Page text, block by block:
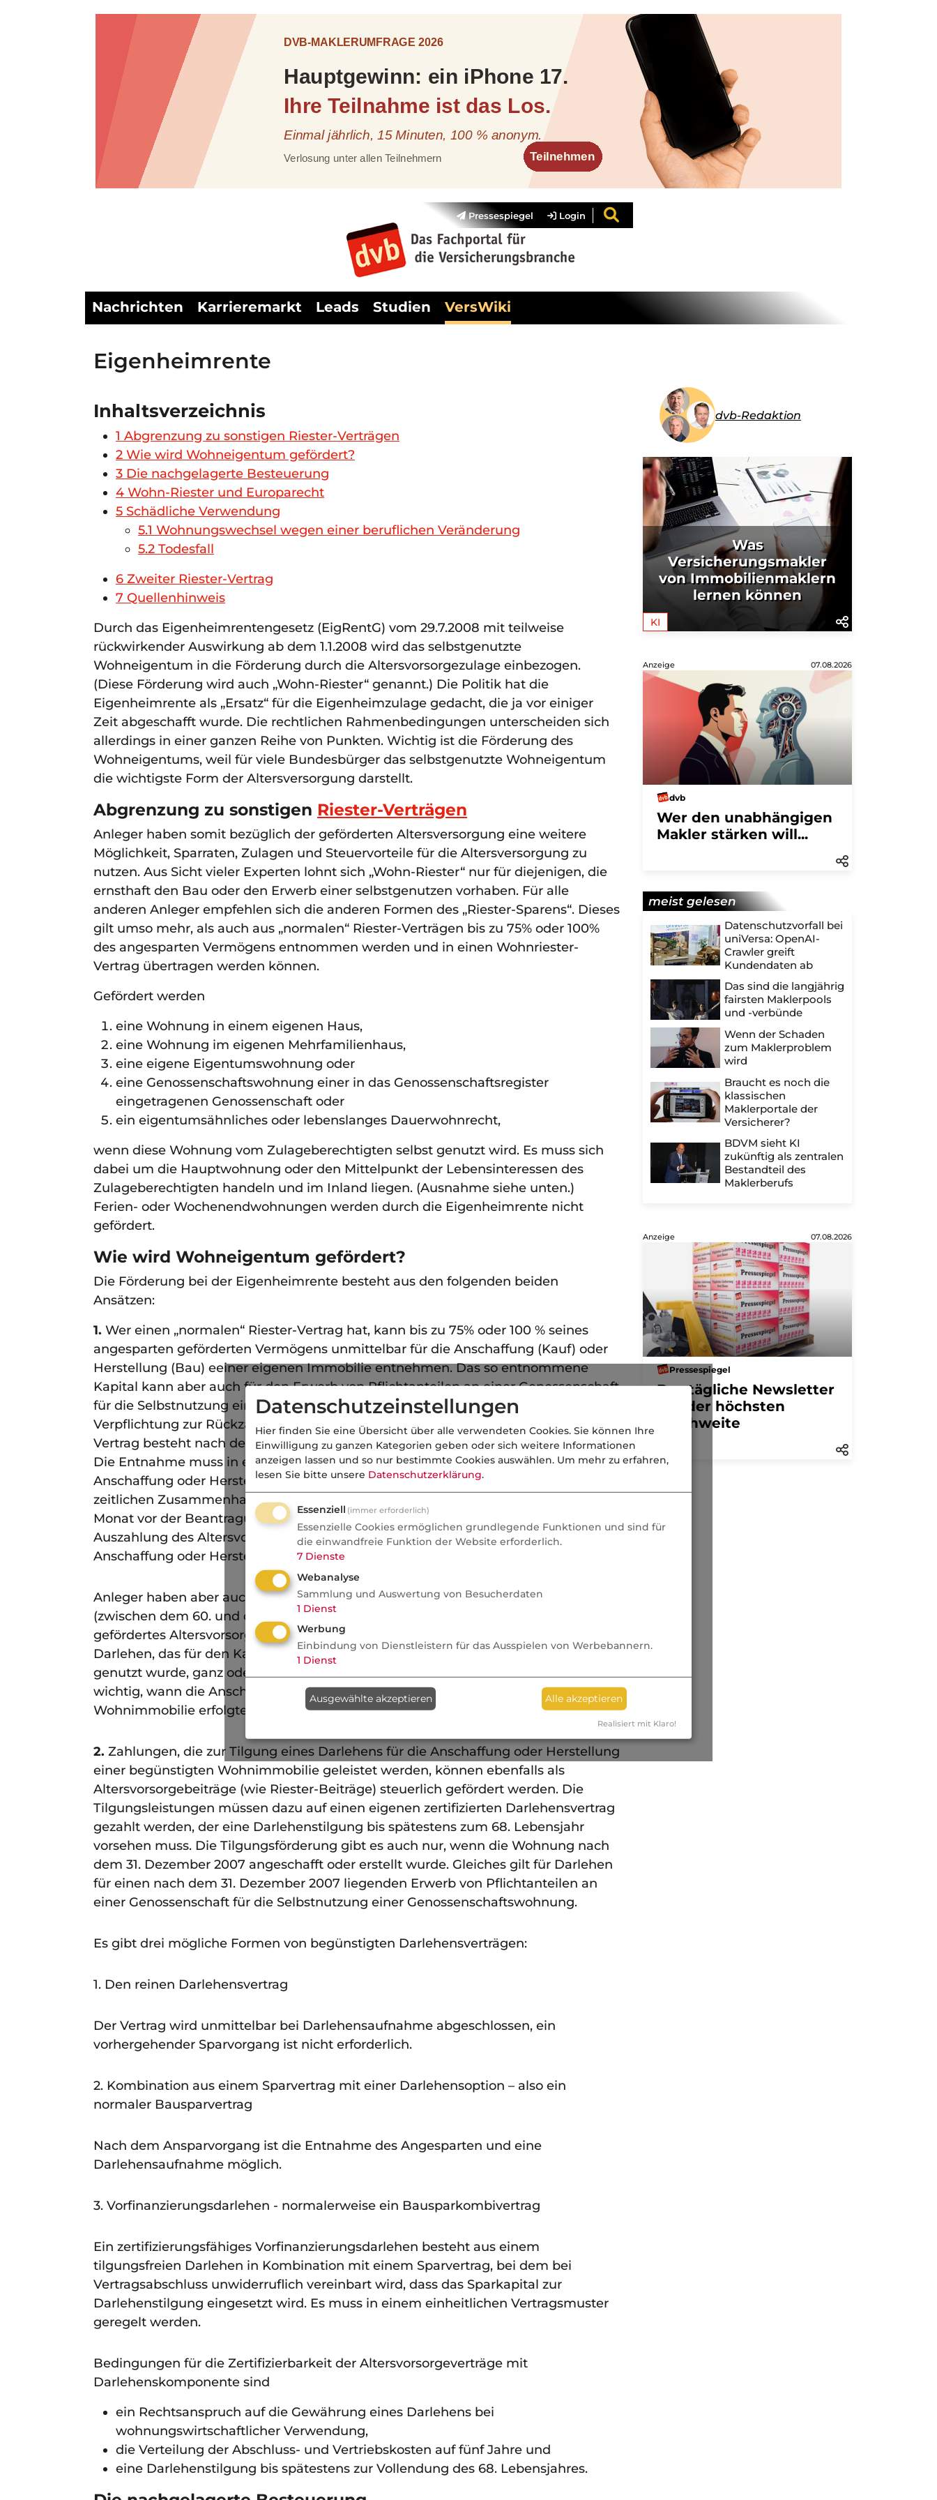
Pressespiegel Login
Nachrichten Karrieremarkt Leads Studien VersWiki
Eigenheimrente
Inhaltsverzeichnis
1 Abgrenzung zu sonstigen Riester-Verträgen
2 Wie wird Wohneigentum gefördert?
3 Die nachgelagerte Besteuerung
4 Wohn-Riester und Europarecht
5 Schädliche Verwendung
5.1 Wohnungswechsel wegen einer beruflichen Veränderung
5.2 Todesfall
6 Zweiter Riester-Vertrag
7 Quellenhinweis
Durch das Eigenheimrentengesetz (EigRentG) vom 29.7.2008 mit teilweise
rückwirkender Auswirkung ab dem 1.1.2008 wird das selbstgenutzte
Wohneigentum in die Förderung durch die Altersvorsorgezulage einbezogen.
(Diese Förderung wird auch „Wohn-Riester“ genannt.) Die Politik hat die
Eigenheimrente als „Ersatz“ für die Eigenheimzulage gedacht, die ja vor einiger
Zeit abgeschafft wurde. Die rechtlichen Rahmenbedingungen unterscheiden sich
allerdings in einer ganzen Reihe von Punkten. Wichtig ist die Förderung des
Wohneigentums, weil für viele Bundesbürger das selbstgenutzte Wohneigentum
die wichtigste Form der Altersversorgung darstellt.
Abgrenzung zu sonstigen Riester-Verträgen
Anleger haben somit bezüglich der geförderten Altersversorgung eine weitere
Möglichkeit, Sparraten, Zulagen und Steuervorteile für die Altersversorgung zu
nutzen. Aus Sicht vieler Experten lohnt sich „Wohn-Riester“ nur für diejenigen, die
ernsthaft den Bau oder den Erwerb einer selbstgenutzen vorhaben. Für alle
anderen Anleger empfehlen sich die anderen Formen des „Riester-Sparens“. Dieses
gilt umso mehr, als auch aus „normalen“ Riester-Verträgen bis zu 75% oder 100%
des angesparten Vermögens entnommen werden und in einen Wohnriester-
Vertrag übertragen werden können.
Gefördert werden
eine Wohnung in einem eigenen Haus,
eine Wohnung im eigenen Mehrfamilienhaus,
eine eigene Eigentumswohnung oder
eine Genossenschaftswohnung einer in das Genossenschaftsregister
eingetragenen Genossenschaft oder
ein eigentumsähnliches oder lebenslanges Dauerwohnrecht,
wenn diese Wohnung vom Zulageberechtigten selbst genutzt wird. Es muss sich
dabei um die Hauptwohnung oder den Mittelpunkt der Lebensinteressen des
Zulageberechtigten handeln und im Inland liegen. (Ausnahme siehe unten.)
Ferien- oder Wochenendwohnungen werden durch die Eigenheimrente nicht
gefördert.
Wie wird Wohneigentum gefördert?
Die Förderung bei der Eigenheimrente besteht aus den folgenden beiden
Ansätzen:
1. Wer einen „normalen“ Riester-Vertrag hat, kann bis zu 75% oder 100 % seines
angesparten geförderten Vermögens unmittelbar für die Anschaffung (Kauf) oder
Herstellung (Bau) eeiner eigenen Immobilie entnehmen. Das so entnommene
Kapital kann aber auch für den Erwerb von Pflichtanteilen an einer Genossenschaft
für die Selbstnutzung einer Genossenschaftswohnung eingesetzt werden. Die
Verpflichtung zur Rückzahlung des entnommenen Betrags in den ursprünglichen
Vertrag besteht nach den Vorschriften des Eigenheimrentengesetzes nicht mehr.
Die Entnahme muss in einem unmittelbaren zeitlichen Zusammenhang mit der
Anschaffung oder Herstellung der Wohnung erfolgen. Von dem „unmittelbaren
zeitlichen Zusammenhang“ ist dann auszugehen, wenn innerhalb von einem
Monat vor der Beantragung der Entnahme und bis zu zwölf Monate nach der
Auszahlung des Altersvorsorgekapitals entsprechende Aufwendungen für die
Anschaffung oder Herstellung der Wohnung entstanden sind.
Anleger haben aber auch die Möglichkeit zu Beginn der Auszahlungsphase
(zwischen dem 60. und dem 68. Lbj.) aus einem bestehenden Riester-Vertrag
gefördertes Altersvorsorgevermögen zu entnehmen, um ein bestehendes
Darlehen, das für den Kauf oder den Bau einer begünstigten Wohnimmobilie
genutzt wurde, ganz oder teilweise zu tilgen. In einem solchen Fall ist es nicht
wichtig, wann die Anschaffung oder Herstellung der selbst genutzten
Wohnimmobilie erfolgte. Das kann auch vor dem 1.1.2008 gewesen sein.
2. Zahlungen, die zur Tilgung eines Darlehens für die Anschaffung oder Herstellung
einer begünstigten Wohnimmobilie geleistet werden, können ebenfalls als
Altersvorsorgebeiträge (wie Riester-Beiträge) steuerlich gefördert werden. Die
Tilgungsleistungen müssen dazu auf einen eigenen zertifizierten Darlehensvertrag
gezahlt werden, der eine Darlehenstilgung bis spätestens zum 68. Lebensjahr
vorsehen muss. Die Tilgungsförderung gibt es auch nur, wenn die Wohnung nach
dem 31. Dezember 2007 angeschafft oder erstellt wurde. Gleiches gilt für Darlehen
für einen nach dem 31. Dezember 2007 liegenden Erwerb von Pflichtanteilen an
einer Genossenschaft für die Selbstnutzung einer Genossenschaftswohnung.
Es gibt drei mögliche Formen von begünstigten Darlehensverträgen:
1. Den reinen Darlehensvertrag
Der Vertrag wird unmittelbar bei Darlehensaufnahme abgeschlossen, ein
vorhergehender Sparvorgang ist nicht erforderlich.
2. Kombination aus einem Sparvertrag mit einer Darlehensoption – also ein
normaler Bausparvertrag
Nach dem Ansparvorgang ist die Entnahme des Angesparten und eine
Darlehensaufnahme möglich.
3. Vorfinanzierungsdarlehen - normalerweise ein Bausparkombivertrag
Ein zertifizierungsfähiges Vorfinanzierungsdarlehen besteht aus einem
tilgungsfreien Darlehen in Kombination mit einem Sparvertrag, bei dem bei
Vertragsabschluss unwiderruflich vereinbart wird, dass das Sparkapital zur
Darlehenstilgung eingesetzt wird. Es muss in einem einheitlichen Vertragsmuster
geregelt werden.
Bedingungen für die Zertifizierbarkeit der Altersvorsorgeverträge mit
Darlehenskomponente sind
ein Rechtsanspruch auf die Gewährung eines Darlehens bei
wohnungswirtschaftlicher Verwendung,
die Verteilung der Abschluss- und Vertriebskosten auf fünf Jahre und
eine Darlehenstilgung bis spätestens zur Vollendung des 68. Lebensjahres.
dvb-Redaktion
Was
Versicherungsmakler
von Immobilienmaklern
lernen können
KI
Anzeige 07.08.2026
dvb
Wer den unabhängigen
Makler stärken will...
meist gelesen
Datenschutzvorfall bei
uniVersa: OpenAI-
Crawler greift
Kundendaten ab
Das sind die langjährig
fairsten Maklerpools
und -verbünde
Wenn der Schaden
zum Maklerproblem
wird
Braucht es noch die
klassischen
Maklerportale der
Versicherer?
BDVM sieht KI
zukünftig als zentralen
Bestandteil des
Maklerberufs
Anzeige 07.08.2026
Pressespiegel
Der tägliche Newsletter
mit der höchsten
Reichweite
Datenschutzeinstellungen
Hier finden Sie eine Übersicht über alle verwendeten Cookies. Sie können Ihre
Einwilligung zu ganzen Kategorien geben oder sich weitere Informationen
anzeigen lassen und so nur bestimmte Cookies auswählen. Um mehr zu erfahren,
lesen Sie bitte unsere Datenschutzerklärung.
Essenziell (immer erforderlich)
Essenzielle Cookies ermöglichen grundlegende Funktionen und sind für
die einwandfreie Funktion der Website erforderlich.
7 Dienste
Webanalyse
Sammlung und Auswertung von Besucherdaten
1 Dienst
Werbung
Einbindung von Dienstleistern für das Ausspielen von Werbebannern.
1 Dienst
Ausgewählte akzeptieren Alle akzeptieren
Realisiert mit Klaro!